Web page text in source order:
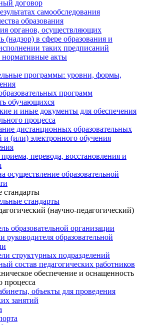
договор
самообследования
образования
органов, осуществляющих
(надзор) в сфере образования и
таких предписаний
акты
программы: уровни, формы,
программ
обучающихся
и иные документы для обеспечения
процесса
дистанционных образовательных
и (или) электронного обучения
приема, перевода, восстановления и
осуществление образовательной
стандарты
стандарты
(научно-педагогический)
образовательной организации
руководителя образовательной
структурных подразделений
состав педагогических работников
обеспечение и оснащенность
процесса
объекты для проведения
занятий